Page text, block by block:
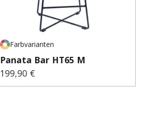
Farbvarianten
Panata Bar HT65 M
Regulärer Preis:
199,90 €